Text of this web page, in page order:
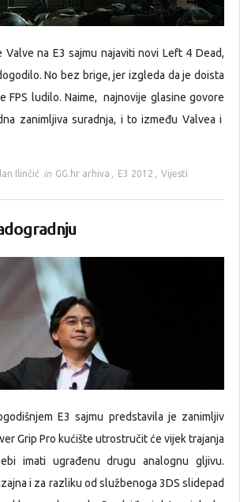
Valve na E3 sajmu najaviti novi Left 4 Dead,
No bez brige, jer izgleda da je doista
FPS ludilo. Naime, najnovije glasine govore
zanimljiva suradnja, i to između Valvea i
Ilinčić in GG.hr arhiva , E3 2012 , Vijesti
E3 sajmu predstavila je zanimljiv
Grip Pro kućište utrostručit će vijek trajanja
imati ugrađenu drugu analognu gljivu.
i za razliku od službenoga 3DS slidepad